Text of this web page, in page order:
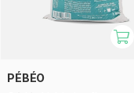
PÉBÉO